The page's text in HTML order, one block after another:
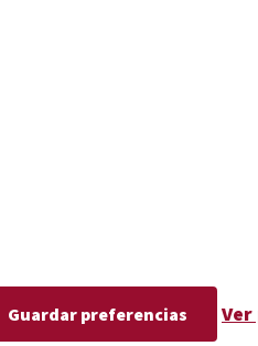
Guardar preferencias